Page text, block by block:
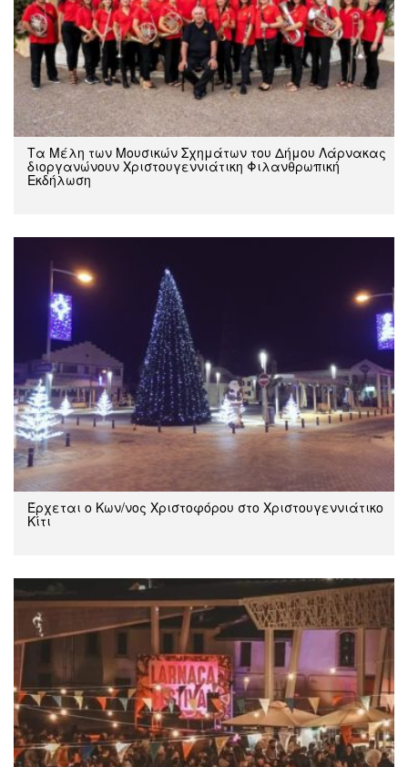
Τα Μέλη των Μουσικών Σχημάτων του Δήμου Λάρνακας
διοργανώνουν Χριστουγεννιάτικη Φιλανθρωπική
Εκδήλωση
Έρχεται ο Κων/νος Χριστοφόρου στο Χριστουγεννιάτικο
Κίτι